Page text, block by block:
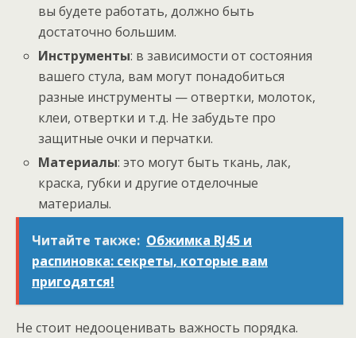
вы будете работать, должно быть
достаточно большим.
Инструменты: в зависимости от состояния
вашего стула, вам могут понадобиться
разные инструменты — отвертки, молоток,
клеи, отвертки и т.д. Не забудьте про
защитные очки и перчатки.
Материалы: это могут быть ткань, лак,
краска, губки и другие отделочные
материалы.
Читайте также: Обжимка RJ45 и
распиновка: секреты, которые вам
пригодятся!
Не стоит недооценивать важность порядка.